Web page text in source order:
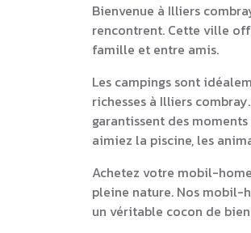
Bienvenue à Illiers
rencontrent. Cette ville
famille et entre amis.
Les campings sont
richesses à Illiers
garantissent des
aimiez la piscine, les
Achetez votre mobil-
pleine nature. Nos mobil-
un véritable cocon de